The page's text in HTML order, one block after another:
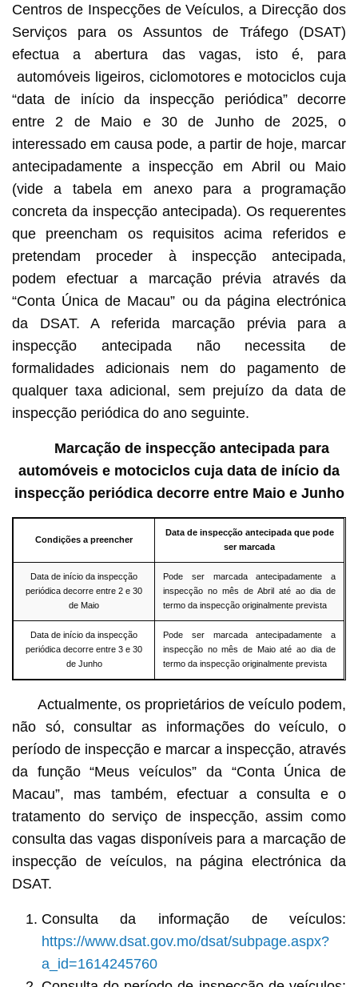
Centros de Inspecções de Veículos, a Direcção dos
Serviços para os Assuntos de Tráfego (DSAT)
efectua a abertura das vagas, isto é, para
automóveis ligeiros, ciclomotores e motociclos cuja
“data de início da inspecção periódica” decorre
entre 2 de Maio e 30 de Junho de 2025, o
interessado em causa pode, a partir de hoje, marcar
antecipadamente a inspecção em Abril ou Maio
(vide a tabela em anexo para a programação
concreta da inspecção antecipada). Os requerentes
que preencham os requisitos acima referidos e
pretendam proceder à inspecção antecipada,
podem efectuar a marcação prévia através da
“Conta Única de Macau” ou da página electrónica
da DSAT. A referida marcação prévia para a
inspecção antecipada não necessita de
formalidades adicionais nem do pagamento de
qualquer taxa adicional, sem prejuízo da data de
inspecção periódica do ano seguinte.
Marcação de inspecção antecipada para
automóveis e motociclos cuja data de início da
inspecção periódica decorre entre Maio e Junho
Condições a preencher
Data de inspecção antecipada que pode
ser marcada
Data de início da inspecção
periódica decorre entre 2 e 30
de Maio
Pode ser marcada antecipadamente a
inspecção no mês de Abril até ao dia de
termo da inspecção originalmente prevista
Data de início da inspecção
periódica decorre entre 3 e 30
de Junho
Pode ser marcada antecipadamente a
inspecção no mês de Maio até ao dia de
termo da inspecção originalmente prevista
Actualmente, os proprietários de veículo podem,
não só, consultar as informações do veículo, o
período de inspecção e marcar a inspecção, através
da função “Meus veículos” da “Conta Única de
Macau”, mas também, efectuar a consulta e o
tratamento do serviço de inspecção, assim como
consulta das vagas disponíveis para a marcação de
inspecção de veículos, na página electrónica da
DSAT.
Consulta da informação de veículos:
https://www.dsat.gov.mo/dsat/subpage.aspx?
a_id=1614245760